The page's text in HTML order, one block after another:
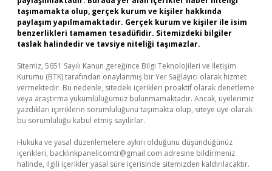
taşımamakta olup, gerçek kurum ve kişiler hakkında
paylaşım yapılmamaktadır. Gerçek kurum ve kişiler ile isim
benzerlikleri tamamen tesadüfidir. Sitemizdeki bilgiler
taslak halindedir ve tavsiye niteliği taşımazlar.
Sitemiz, 5651 Sayılı Kanun gereğince Bilgi Teknolojileri ve İletişim
Kurumu (BTK) tarafından onaylanmış bir Yer Sağlayıcı olarak hizmet
vermektedir. Bu nedenle, sitedeki içerikleri proaktif olarak denetleme
veya araştırma yükümlülüğümüz bulunmamaktadır. Ancak, üyelerimiz
yazdıkları içeriklerin sorumluluğunu taşımakta olup, siteye üye olarak
bu sorumluluğu kabul etmiş sayılırlar.
Hukuka ve yasal düzenlemelere aykırı olduğunu düşündüğünüz
içerikleri, backlinkpanelicomtr@gmail.com adresine bildirmeniz
halinde, ilgili içerikler yasal süre içerisinde sitemizden kaldırılacaktır.